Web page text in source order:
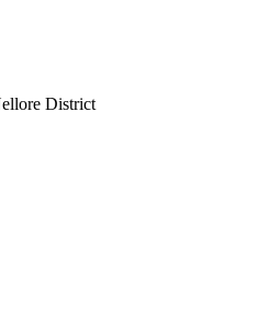
District